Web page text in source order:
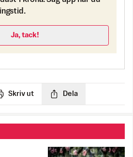
Ja, tack!
Skriv ut Dela